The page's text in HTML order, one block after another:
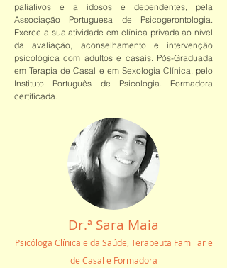
paliativos e a idosos e dependentes, pela
Associação Portuguesa de Psicogerontologia.
Exerce a sua atividade em clínica privada ao nível
da avaliação, aconselhamento e intervenção
psicológica com adultos e casais. Pós-Graduada
em Terapia de Casal e em Sexologia Clínica, pelo
Instituto Português de Psicologia. Formadora
certificada.
Dr.ª Sara Maia
Psicóloga Clínica e da Saúde, Terapeuta Familiar e
de Casal e Formadora